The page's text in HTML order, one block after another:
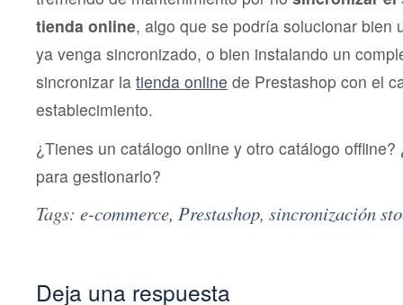
tienda online, algo que se podría solucionar bien
ya venga sincronizado, o bien instalando un
sincronizar la tienda online de Prestashop con el
establecimiento.
¿Tienes un catálogo online y otro catálogo
para gestionarlo?
Tags: e-commerce, Prestashop, sincronización
Deja una respuesta